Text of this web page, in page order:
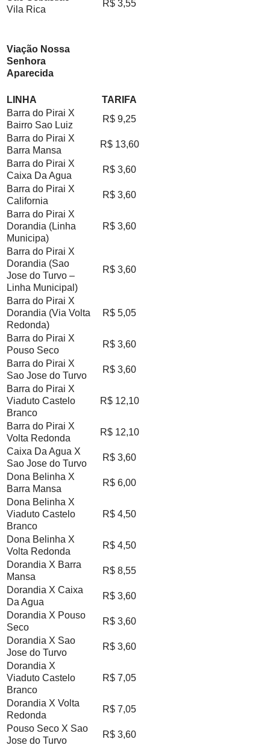
Vila Rica
R$ 3,55
Viação Nossa
Senhora
Aparecida
LINHA
TARIFA
Barra do Pirai X
Bairro Sao Luiz
R$ 9,25
Barra do Pirai X
Barra Mansa
R$ 13,60
Barra do Pirai X
Caixa Da Agua
R$ 3,60
Barra do Pirai X
California
R$ 3,60
Barra do Pirai X
Dorandia (Linha
Municipa)
R$ 3,60
Barra do Pirai X
Dorandia (Sao
Jose do Turvo –
Linha Municipal)
R$ 3,60
Barra do Pirai X
Dorandia (Via Volta
Redonda)
R$ 5,05
Barra do Pirai X
Pouso Seco
R$ 3,60
Barra do Pirai X
Sao Jose do Turvo
R$ 3,60
Barra do Pirai X
Viaduto Castelo
Branco
R$ 12,10
Barra do Pirai X
Volta Redonda
R$ 12,10
Caixa Da Agua X
Sao Jose do Turvo
R$ 3,60
Dona Belinha X
Barra Mansa
R$ 6,00
Dona Belinha X
Viaduto Castelo
Branco
R$ 4,50
Dona Belinha X
Volta Redonda
R$ 4,50
Dorandia X Barra
Mansa
R$ 8,55
Dorandia X Caixa
Da Agua
R$ 3,60
Dorandia X Pouso
Seco
R$ 3,60
Dorandia X Sao
Jose do Turvo
R$ 3,60
Dorandia X
Viaduto Castelo
Branco
R$ 7,05
Dorandia X Volta
Redonda
R$ 7,05
Pouso Seco X Sao
Jose do Turvo
R$ 3,60